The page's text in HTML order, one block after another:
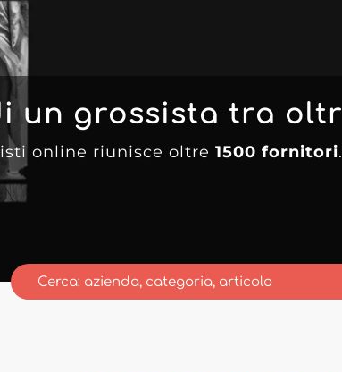
un grossista tra
online riunisce oltre 1500 fornitori